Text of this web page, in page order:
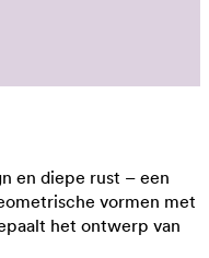
en diepe rust – een
vormen met
het ontwerp van